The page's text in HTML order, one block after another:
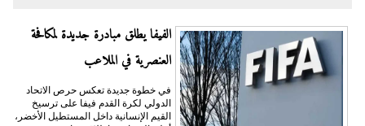
الفيفا يطلق مبادرة جديدة لمكافحة
العنصرية في الملاعب
في خطوة جديدة تعكس حرص الاتحاد
الدولي لكرة القدم فيفا على ترسيخ
القيم الإنسانية داخل المستطيل الأخضر،